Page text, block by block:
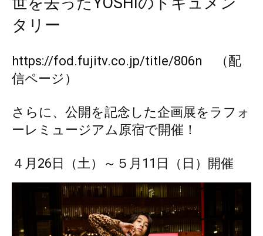
タリー
https://fod.fujitv.co.jp/title/806n （配
信ページ）
さらに、公開を記念した企画展をラフォ
ーレミュージアム原宿で開催！
４月26日（土）～５月11日（日）開催